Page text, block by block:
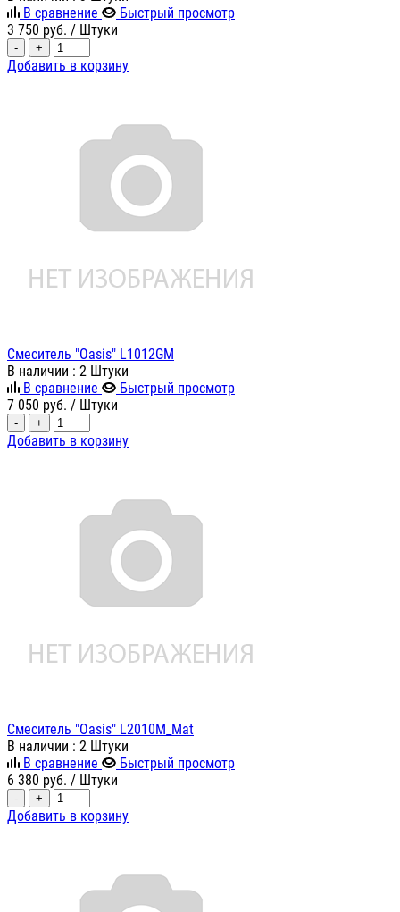
В сравнение
Быстрый просмотр
3 750 руб. / Штуки
- +
Добавить в корзину
Смеситель "Oasis" L1012GM
В наличии : 2 Штуки
В сравнение
Быстрый просмотр
7 050 руб. / Штуки
- +
Добавить в корзину
Смеситель "Oasis" L2010M_Mat
В наличии : 2 Штуки
В сравнение
Быстрый просмотр
6 380 руб. / Штуки
- +
Добавить в корзину